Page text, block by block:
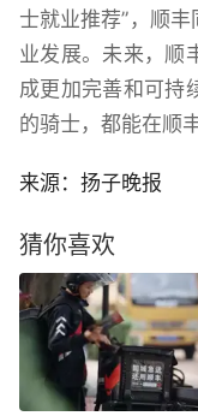
士就业推荐”，顺
业发展。未来，顺
成更加完善和可持
的骑士，都能在顺
来源：扬子晚报
猜你喜欢